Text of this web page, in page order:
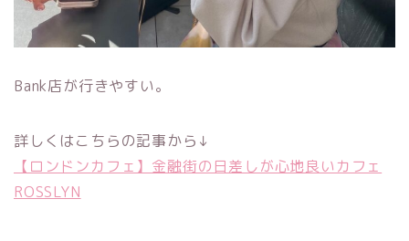
Bank店が行きやすい。
詳しくはこちらの記事から↓
【ロンドンカフェ】金融街の日差しが心地良いカフェ
ROSSLYN